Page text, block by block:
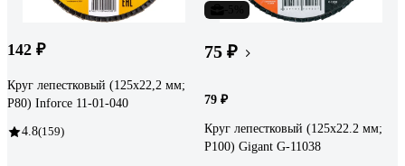
142 ₽
Круг лепестковый (125х22,2 мм;
P80) Inforce 11-01-040
4.8(159)
75 ₽
79 ₽
Круг лепестковый (125x22.2 мм;
P100) Gigant G-11038